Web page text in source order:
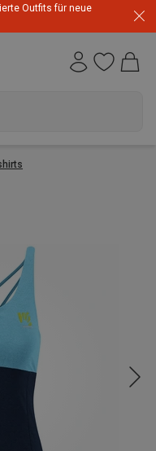
Bis zu -60 % im
Outfits für neue